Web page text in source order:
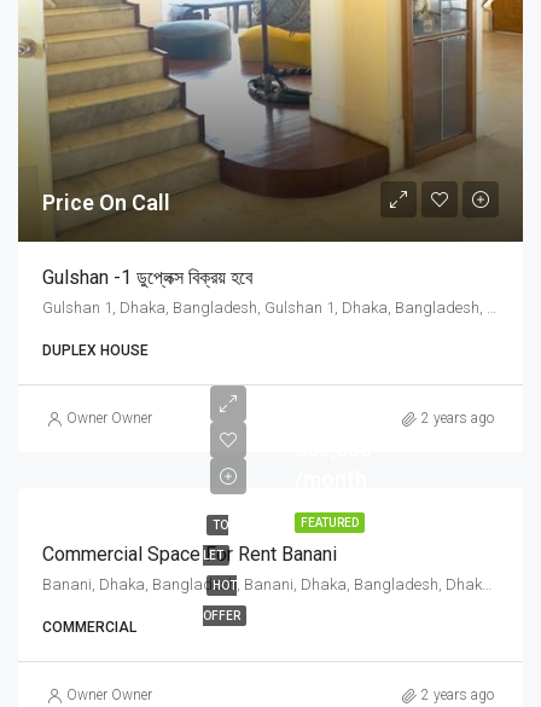
Price On Call
Gulshan -1 ডুপ্লেক্স বিক্রয় হবে
Gulshan 1, Dhaka, Bangladesh, Gulshan 1, Dhaka, Bangladesh, Dhaka, Dhaka Division
DUPLEX HOUSE
Owner Owner 2 years ago
FEATURED
TO
LET
HOT
OFFER
Commercial Space For Rent Banani
Banani, Dhaka, Bangladesh, Banani, Dhaka, Bangladesh, Dhaka, Dhaka Division
COMMERCIAL
Owner Owner 2 years ago